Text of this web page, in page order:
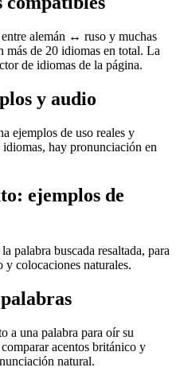
alemán ↔ ruso y muchas
más de 20 idiomas en total. La
de idiomas de la página.
y audio
ejemplos de uso reales y
hay pronunciación en
ejemplos de
palabra buscada resaltada, para
y colocaciones naturales.
a una palabra para oír su
acentos británico y
natural.